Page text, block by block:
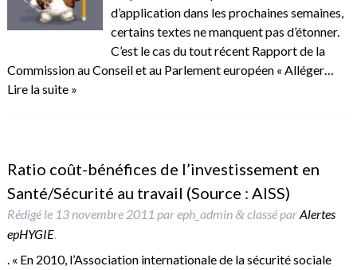
d’application dans les prochaines semaines,
certains textes ne manquent pas d’étonner.
C’est le cas du tout récent Rapport de la
Commission au Conseil et au Parlement européen « Alléger…
Lire la suite »
Ratio coût-bénéfices de l’investissement en
Santé/Sécurité au travail (Source : AISS)
Rédigé le 13 novembre 2011 pareph_admin &classé parAlertes
epHYGIE.
. « En 2010, l’Association internationale de la sécurité sociale